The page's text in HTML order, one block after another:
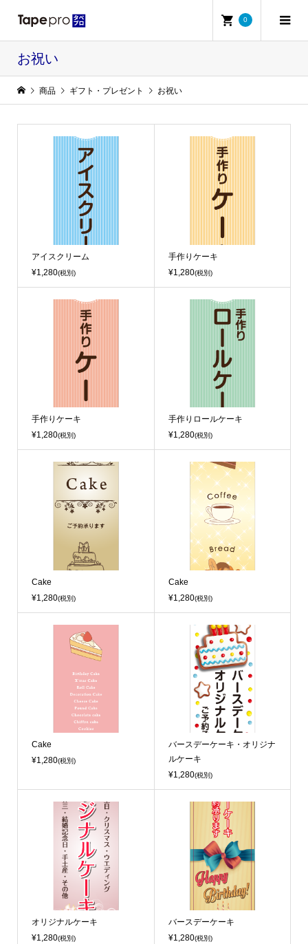
0
お祝い
商品 ギフト・プレゼント お祝い
アイスクリーム
¥1,280(税別)
手作りケーキ
¥1,280(税別)
手作りケーキ
¥1,280(税別)
手作りロールケーキ
¥1,280(税別)
Cake
¥1,280(税別)
Cake
¥1,280(税別)
Cake
¥1,280(税別)
バースデーケーキ・オリジナ
ルケーキ
¥1,280(税別)
オリジナルケーキ
¥1,280(税別)
バースデーケーキ
¥1,280(税別)